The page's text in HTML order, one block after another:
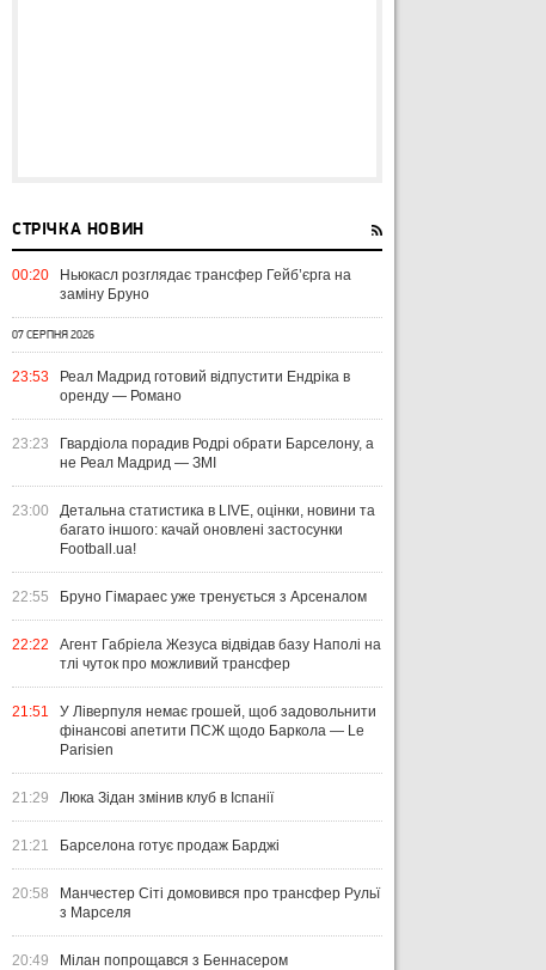
СТРІЧКА НОВИН
00:20
Ньюкасл розглядає трансфер Гейб’єрга на
заміну Бруно
07 СЕРПНЯ 2026
23:53
Реал Мадрид готовий відпустити Ендріка в
оренду — Романо
23:23
Гвардіола порадив Родрі обрати Барселону, а
не Реал Мадрид — ЗМІ
23:00
Детальна статистика в LIVE, оцінки, новини та
багато іншого: качай оновлені застосунки
Football.ua!
22:55 Бруно Гімараес уже тренується з Арсеналом
22:22
Агент Габріела Жезуса відвідав базу Наполі на
тлі чуток про можливий трансфер
21:51
У Ліверпуля немає грошей, щоб задовольнити
фінансові апетити ПСЖ щодо Баркола — Le
Parisien
21:29 Люка Зідан змінив клуб в Іспанії
21:21 Барселона готує продаж Барджі
20:58
Манчестер Сіті домовився про трансфер Рульї
з Марселя
20:49 Мілан попрощався з Беннасером